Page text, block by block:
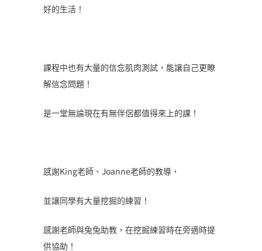
好的生活！
課程中也有大量的信念肌肉測試，能讓自己更瞭
解信念問題！
是一堂無論現在有無伴侶都值得來上的課！
感謝King老師、Joanne老師的教導，
並讓同學有大量挖掘的練習！
感謝老師與兔兔助教，在挖掘練習時在旁適時提
供協助！